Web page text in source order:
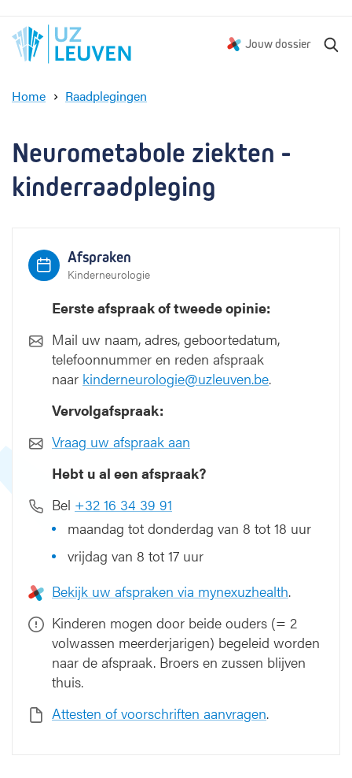
Jouw dossier
Home Raadplegingen
r
o
m
o
l
e
z
i
e
k
t
e
n
-
k
n
d
r
a
d
p
l
i
Neurometabole ziekten -
kinderraadpleging
Afspraken
Kinderneurologie
Eerste afspraak of tweede opinie:
Mail uw naam, adres, geboortedatum,
telefoonnummer en reden afspraak
naar kinderneurologie@uzleuven.be.
Vervolgafspraak:
Vraag uw afspraak aan
Hebt u al een afspraak?
Bel +32 16 34 39 91
maandag tot donderdag van 8 tot 18 uur
vrijdag van 8 tot 17 uur
Bekijk uw afspraken via mynexuzhealth.
Kinderen mogen door beide ouders (= 2
volwassen meerderjarigen) begeleid worden
naar de afspraak. Broers en zussen blijven
thuis.
Attesten of voorschriften aanvragen.